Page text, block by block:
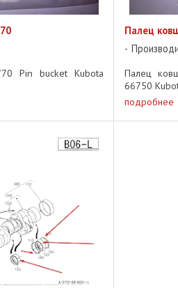
Pin bucket Kubota
Палец
Палец
66750
подробнее